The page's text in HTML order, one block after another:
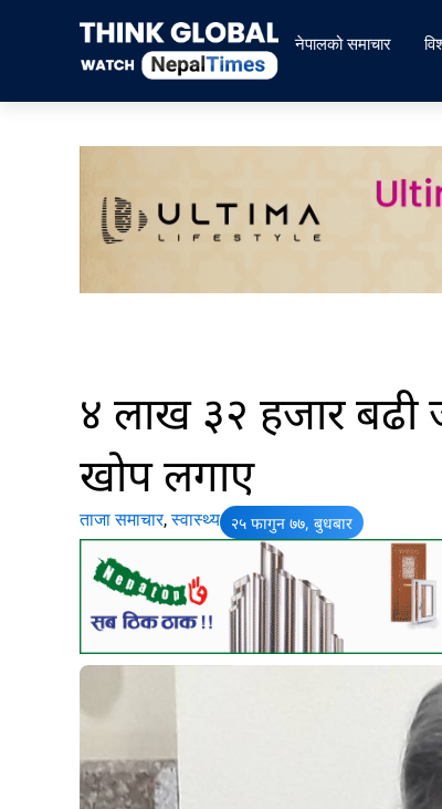
नेपालको समाचार
४ लाख ३२ हजार बढी
खोप लगाए
ताजा समाचार,स्वास्थ्य २५ फागुन ७७, बुधबार